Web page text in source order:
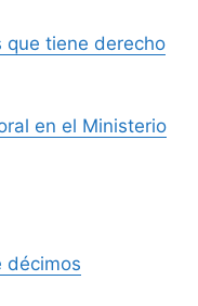
que tiene derecho
en el Ministerio
décimos